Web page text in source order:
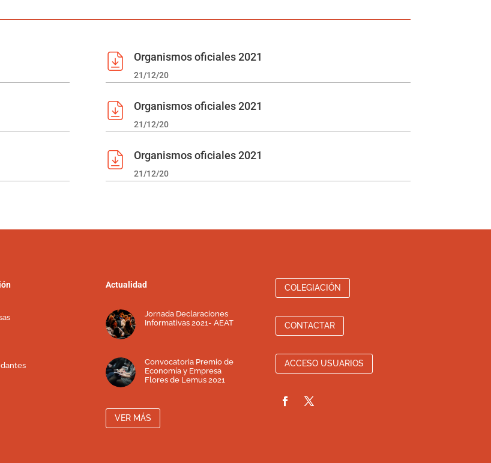
Organismos oficiales 2021
21/12/20
Organismos oficiales 2021
21/12/20
Organismos oficiales 2021
21/12/20
Actualidad
Jornada Declaraciones
Informativas 2021- AEAT
Convocatoria Premio de
Economía y Empresa
Flores de Lemus 2021
VER MÁS
COLEGIACIÓN
CONTACTAR
ACCESO USUARIOS